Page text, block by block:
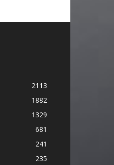
2113
1882
1329
681
241
235